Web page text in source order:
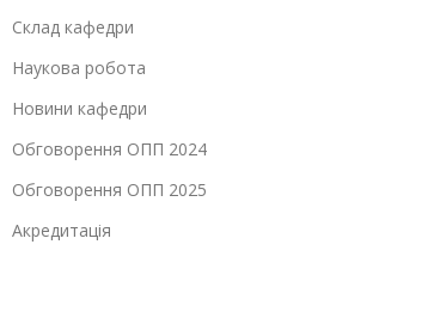
Склад кафедри
Наукова робота
Новини кафедри
Обговорення ОПП 2024
Обговорення ОПП 2025
Акредитація